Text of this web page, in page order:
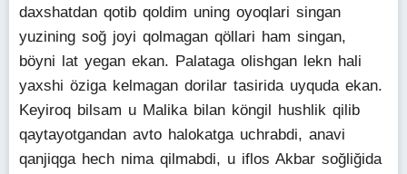
daxshatdan qotib qoldim uning oyoqlari singan
yuzining soğ joyi qolmagan qöllari ham singan,
böyni lat yegan ekan. Palataga olishgan lekn hali
yaxshi öziga kelmagan dorilar tasirida uyquda ekan.
Keyiroq bilsam u Malika bilan köngil hushlik qilib
qaytayotgandan avto halokatga uchrabdi, anavi
qanjiqga hech nima qilmabdi, u iflos Akbar soğliğida